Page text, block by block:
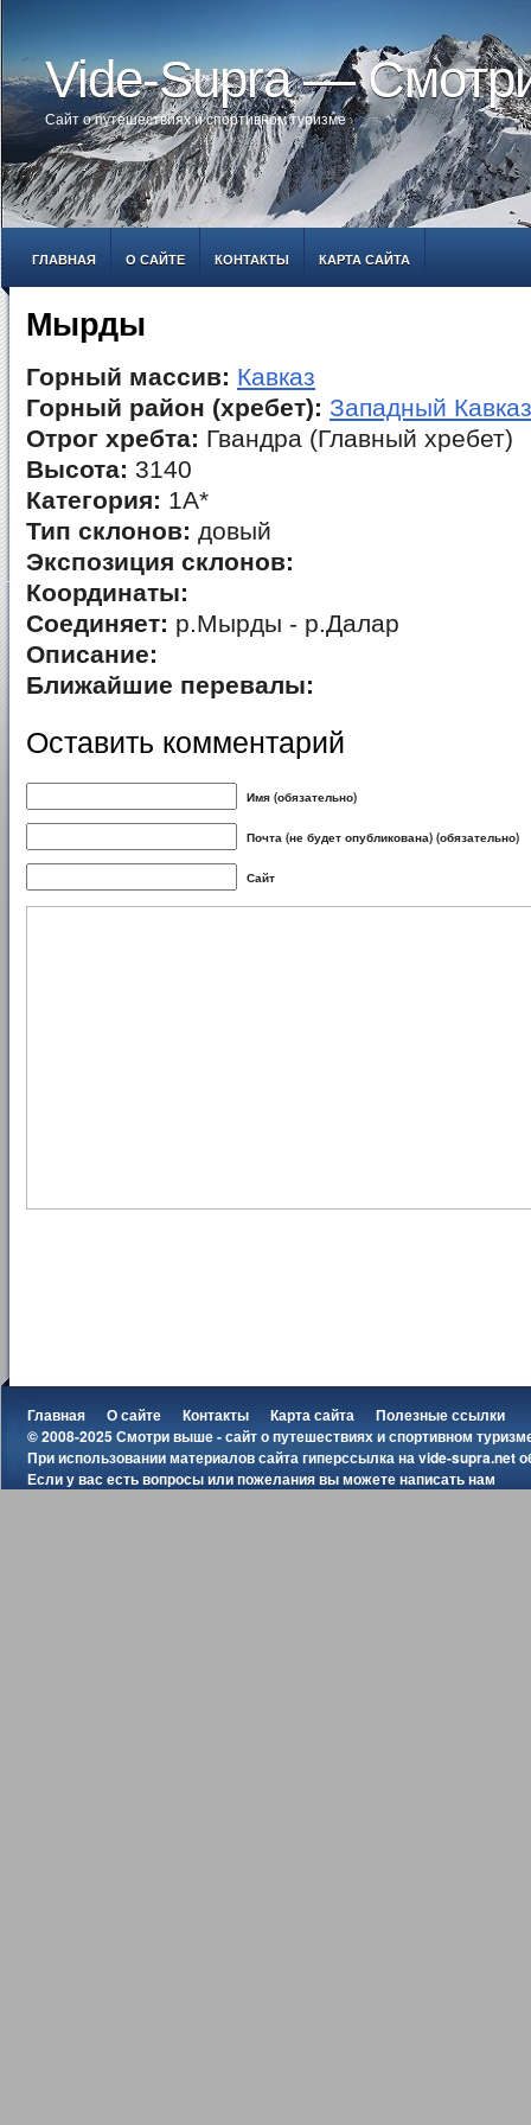
Vide-Supra —
Сайт о путешествиях и спортивном туризме
ГЛАВНАЯ О САЙТЕ КОНТАКТЫ КАРТА САЙТА
Мырды
Горный массив: Кавказ
Горный район (хребет): Западный Кавказ
Отрог хребта: Гвандра (Главный хребет)
Высота: 3140
Категория: 1А*
Тип склонов: довый
Экспозиция склонов:
Координаты:
Соединяет: р.Мырды - р.Далар
Описание:
Ближайшие перевалы:
Оставить комментарий
Имя (обязательно)
Почта (не будет опубликована) (обязательно)
Сайт
Главная О сайте Контакты Карта сайта
Полезные ссылки
© 2008-2025 Смотри выше - сайт о путешествиях и спортивном
При использовании материалов сайта гиперссылка наvide-supra.net
Если у вас есть вопросы или пожелания вы можетенаписать нам